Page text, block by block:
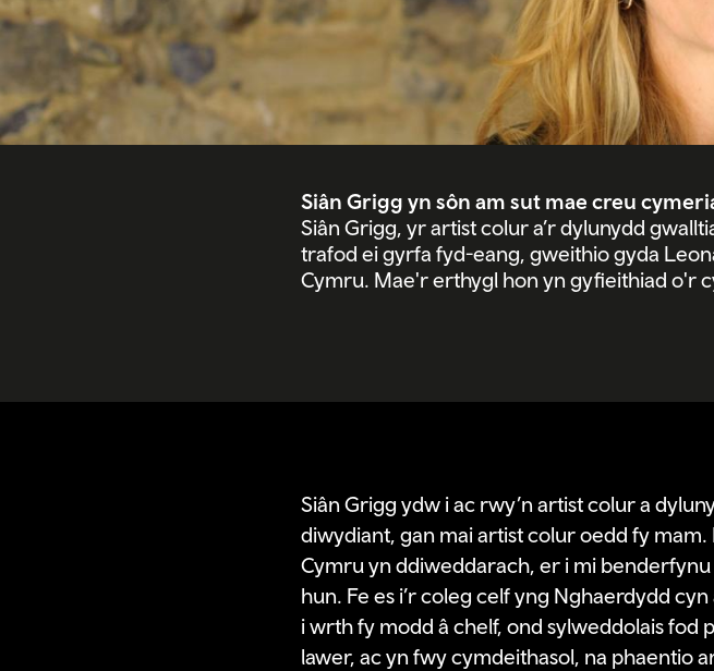
Siân Grigg yn sôn am sut mae creu
Siân Grigg, yr artist colur a’r dylunydd
trafod ei gyrfa fyd-eang, gweithio gyda
Cymru. Mae'r erthygl hon yn gyfieithiad o'r
Siân Grigg ydw i ac rwy’n artist colur a
diwydiant, gan mai artist colur oedd fy mam.
Cymru yn ddiweddarach, er i mi benderfynu
hun. Fe es i’r coleg celf yng Nghaerdydd
i wrth fy modd â chelf, ond sylweddolais
lawer, ac yn fwy cymdeithasol, na phaentio